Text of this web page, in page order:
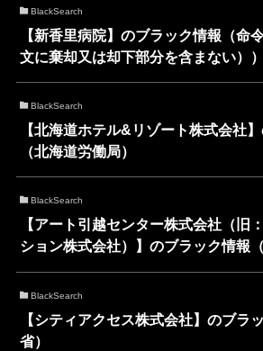
BlackSearch
【新香里病院】のブラック情報（命
文に棄却又は却下部分を含まない））
BlackSearch
【北海道ホテル&リゾート株式会社
（北海道労働局）
BlackSearch
【アート引越センター株式会社（旧
ション株式会社）】のブラック情報
BlackSearch
【シティアクセス株式会社】のブラ
省）